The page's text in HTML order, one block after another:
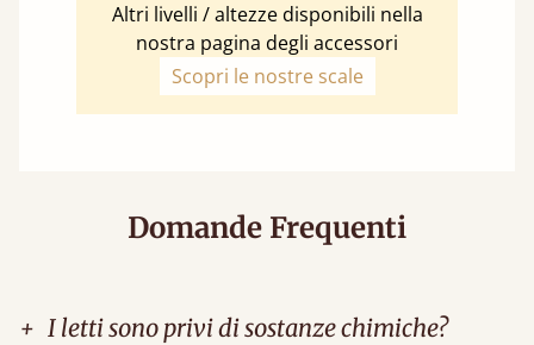
Altri livelli / altezze disponibili nella
nostra pagina degli accessori
Scopri le nostre scale
Domande Frequenti
+ I letti sono privi di sostanze chimiche?